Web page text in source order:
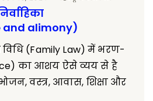
and alimony)
(Family Law) में भरण-
का आशय ऐसे व्यय से है
वस्त्र, आवास, शिक्षा और